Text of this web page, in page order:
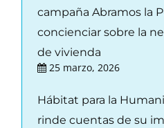
campaña Abramos la
concienciar sobre la
de vivienda
25 marzo, 2026
Hábitat para la
rinde cuentas de su